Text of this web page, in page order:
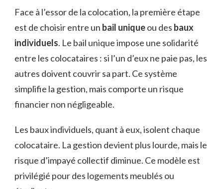
Face à l’essor de la colocation, la première étape
est de choisir entre un bail uniqueou des baux
individuels. Le bail unique impose une solidarité
entre les colocataires : si l’un d’eux ne paie pas, les
autres doivent couvrir sa part. Ce système
simplifie la gestion, mais comporte un risque
financier non négligeable.
Les baux individuels, quant à eux, isolent chaque
colocataire. La gestion devient plus lourde, mais le
risque d’impayé collectif diminue. Ce modèle est
privilégié pour des logements meublés ou